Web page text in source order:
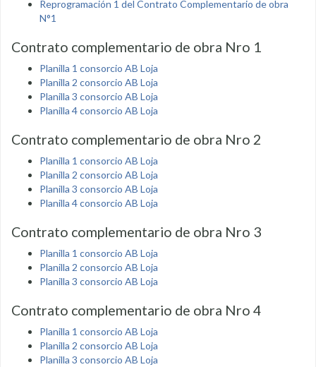
Reprogramación 1 del Contrato Complementario de obra
N°1
Contrato complementario de obra Nro 1
Planilla 1 consorcio AB Loja
Planilla 2 consorcio AB Loja
Planilla 3 consorcio AB Loja
Planilla 4 consorcio AB Loja
Contrato complementario de obra Nro 2
Planilla 1 consorcio AB Loja
Planilla 2 consorcio AB Loja
Planilla 3 consorcio AB Loja
Planilla 4 consorcio AB Loja
Contrato complementario de obra Nro 3
Planilla 1 consorcio AB Loja
Planilla 2 consorcio AB Loja
Planilla 3 consorcio AB Loja
Contrato complementario de obra Nro 4
Planilla 1 consorcio AB Loja
Planilla 2 consorcio AB Loja
Planilla 3 consorcio AB Loja